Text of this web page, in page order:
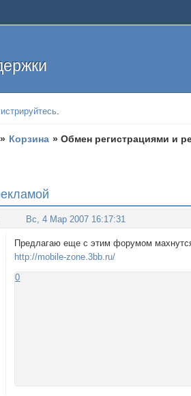
.
» Корзина »Обмен регистрациями и
Вс, 4 Мар 2007 16:17:31
Предлагаю еще с этим форумом
http://mobile-zone.3bb.ru/
0